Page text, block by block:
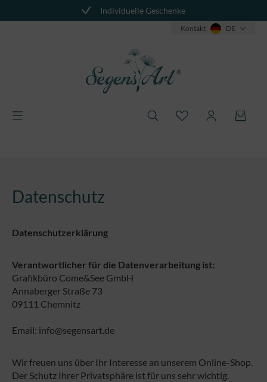
Individuelle Geschenke
Kontakt DE
Datenschutz
Datenschutzerklärung
Verantwortlicher für die Datenverarbeitung ist:
Grafikbüro Come&See GmbH
Annaberger Straße 73
09111 Chemnitz
Email: info@segensart.de
Wir freuen uns über Ihr Interesse an unserem Online-Shop.
Der Schutz Ihrer Privatsphäre ist für uns sehr wichtig.